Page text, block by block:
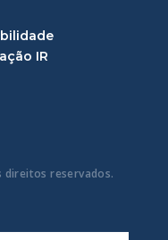
direitos reservados.
IR